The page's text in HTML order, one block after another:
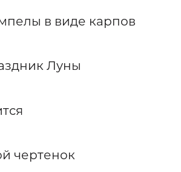
в виде карпов
Луны
чертенок